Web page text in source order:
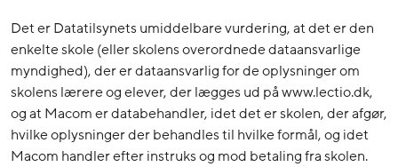
Det er Datatilsynets umiddelbare vurdering, at det er den
enkelte skole (eller skolens overordnede dataansvarlige
myndighed), der er dataansvarlig for de oplysninger om
skolens lærere og elever, der lægges ud på www.lectio.dk,
og at Macom er databehandler, idet det er skolen, der afgør,
hvilke oplysninger der behandles til hvilke formål, og idet
Macom handler efter instruks og mod betaling fra skolen.